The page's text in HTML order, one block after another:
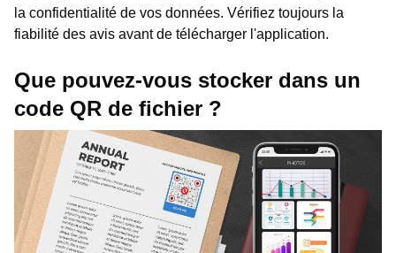
la confidentialité de vos données. Vérifiez toujours la
fiabilité des avis avant de télécharger l'application.
Que pouvez-vous stocker dans un
code QR de fichier ?